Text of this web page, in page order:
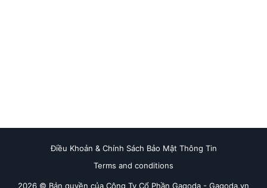
Điều Khoản & Chính Sách Bảo Mật Thông Tin
Terms and conditions
2026 © Bản quyền của Công Ty Cổ Phần Gagoda - Gagoda.vn